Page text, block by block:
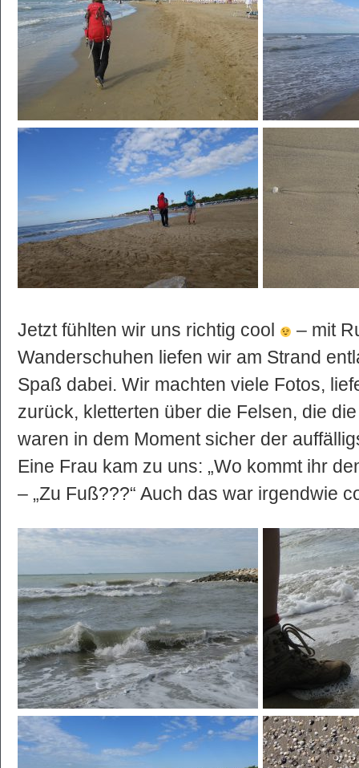
Jetzt fühlten wir uns richtig cool
– mit
Wanderschuhen liefen wir am Strand
Spaß dabei. Wir machten viele Fotos,
zurück, kletterten über die Felsen, die
waren in dem Moment sicher der
Eine Frau kam zu uns: „Wo kommt ihr
– „Zu Fuß???“ Auch das war irgendwie